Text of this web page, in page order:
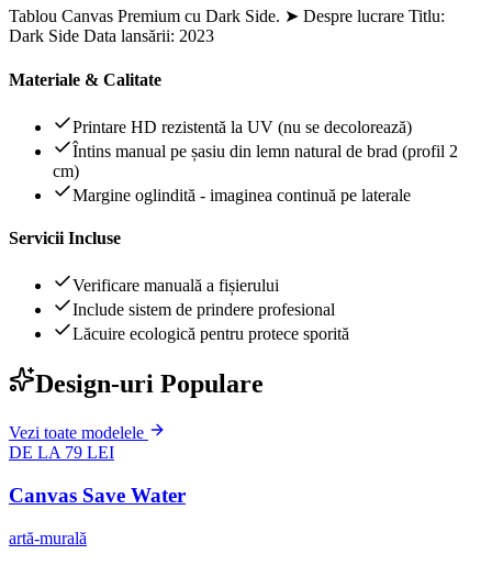
Tablou Canvas Premium cu Dark Side. ➤ Despre lucrare Titlu:
Dark Side Data lansării: 2023
Materiale & Calitate
Printare HD rezistentă la UV (nu se decolorează)
Întins manual pe șasiu din lemn natural de brad (profil 2
cm)
Margine oglindită - imaginea continuă pe laterale
Servicii Incluse
Verificare manuală a fișierului
Include sistem de prindere profesional
Lăcuire ecologică pentru protece sporită
Design-uri Populare
Vezi toate modelele
DE LA 79 LEI
Canvas Save Water
artă-murală